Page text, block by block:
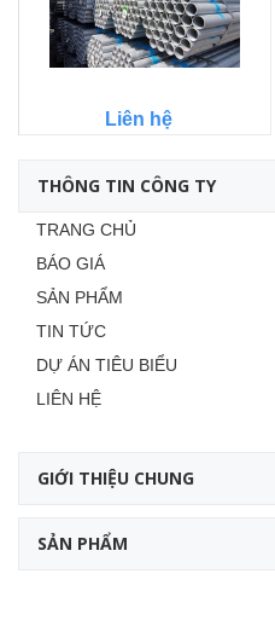
Liên hệ
THÔNG TIN CÔNG TY
TRANG CHỦ
BÁO GIÁ
SẢN PHẨM
TIN TỨC
DỰ ÁN TIÊU BIỂU
LIÊN HỆ
GIỚI THIỆU CHUNG
SẢN PHẨM